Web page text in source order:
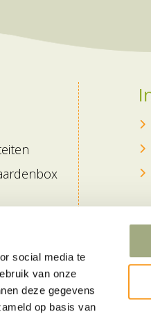
social media te
van onze
deze gegevens
op basis van